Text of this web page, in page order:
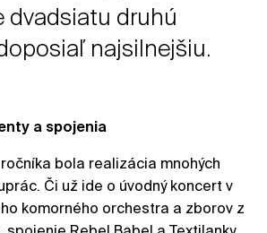
dvadsiatu druhú
najsilnejšiu.
a spojenia
bola realizácia mnohých
Či už ide o úvodný koncert v
komorného orchestra a zborov z